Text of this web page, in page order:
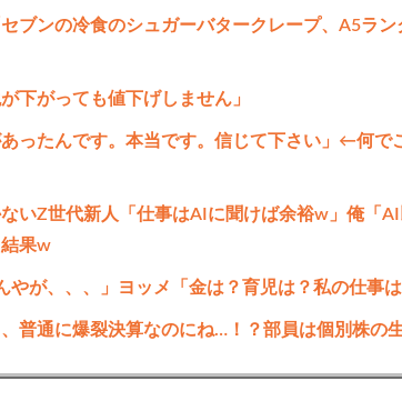
セブンの冷食のシュガーバタークレープ、A5ラ
下がっても値下げしません」
ったんです。本当です。信じて下さい」←何で
ないZ世代新人「仕事はAIに聞けば余裕w」俺「
果w
やが、、、」ヨッメ「金は？育児は？私の仕事は
、普通に爆裂決算なのにね…！？部員は個別株の